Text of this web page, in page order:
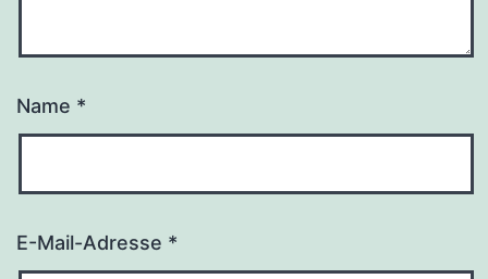
Name *
E-Mail-Adresse *